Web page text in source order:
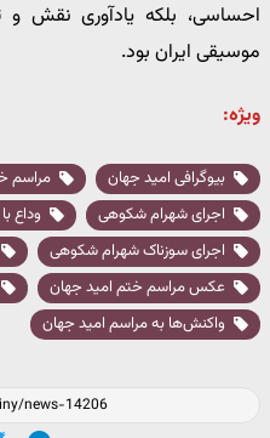
احساسی، بلکه یادآوری نقش و
موسیقی ایران بود.
ویژه:
بیوگرافی امید جهان
مراسم
اجرای شهرام شکوهی
وداع
اجرای سوزناک شهرام شکوهی
عکس مراسم ختم امید جهان
واکنش‌ها به مراسم امید جهان